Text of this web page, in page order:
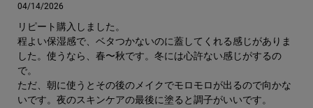
04/14/2026
リピート購入しました。
程よい保湿感で、ベタつかないのに蓋してくれる感じがありま
した。使うなら、春〜秋です。冬には心許ない感じがするの
で。
ただ、朝に使うとその後のメイクでモロモロが出るので向かな
いです。夜のスキンケアの最後に塗ると調子がいいです。